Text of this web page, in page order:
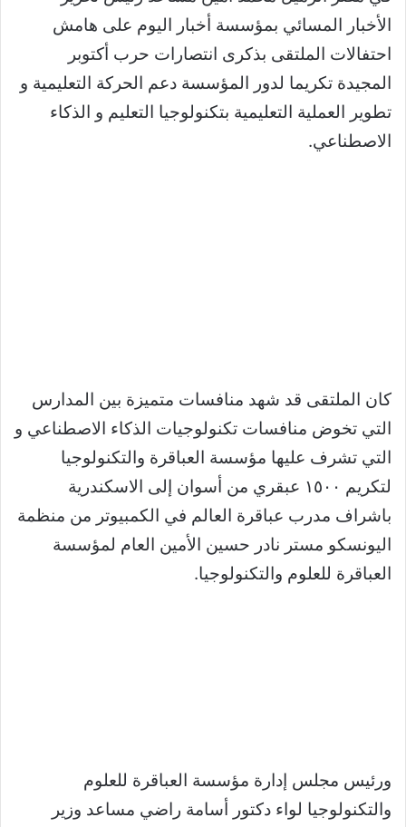
الأخبار المسائي بمؤسسة أخبار اليوم على هامش
احتفالات الملتقى بذكرى انتصارات حرب أكتوبر
المجيدة تكريما لدور المؤسسة دعم الحركة التعليمية و
تطوير العملية التعليمية بتكنولوجيا التعليم و الذكاء
الاصطناعي.
كان الملتقى قد شهد منافسات متميزة بين المدارس
التي تخوض منافسات تكنولوجيات الذكاء الاصطناعي و
التي تشرف عليها مؤسسة العباقرة والتكنولوجيا
لتكريم ١٥٠٠ عبقري من أسوان إلى الاسكندرية
باشراف مدرب عباقرة العالم في الكمبيوتر من منظمة
اليونسكو مستر نادر حسين الأمين العام لمؤسسة
العباقرة للعلوم والتكنولوجيا.
ورئيس مجلس إدارة مؤسسة العباقرة للعلوم
والتكنولوجيا لواء دكتور أسامة راضي مساعد وزير